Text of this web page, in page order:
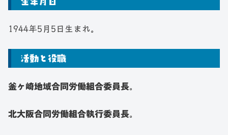
1944年5月5日生まれ。
活動と役職
釜ヶ崎地域合同労働組合委員長。
北大阪合同労働組合執行委員長。